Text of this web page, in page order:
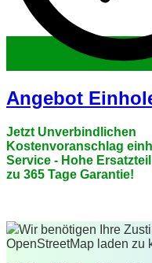
Angebot
Jetzt Unverbindlichen
Kostenvoranschlag
Service - Hohe
zu 365 Tage Garantie!
Wir benötigen Ihre
OpenStreetMap laden zu